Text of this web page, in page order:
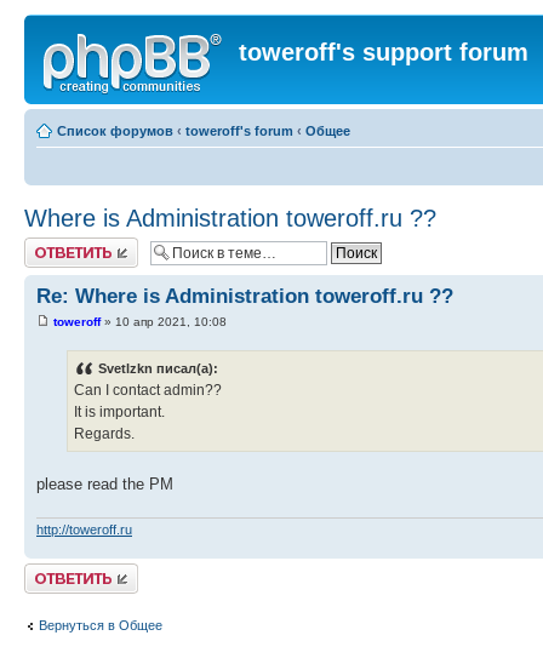
toweroff's support forum
Список форумов ‹ toweroff's forum ‹ Общее
Where is Administration toweroff.ru ??
Ответить
Re: Where is Administration toweroff.ru ??
toweroff» 10 апр 2021, 10:08
Svetlzkn писал(а):
Can I contact admin??
It is important.
Regards.
please read the PM
http://toweroff.ru
Ответить
Вернуться в Общее